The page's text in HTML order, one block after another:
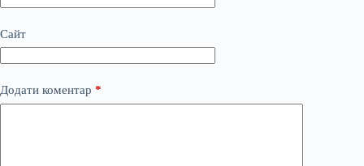
Сайт
Додати коментар *